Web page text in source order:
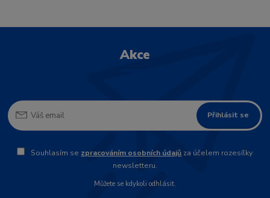
Akce
Přihlásit se
Souhlasím se zpracováním osobních údajů za účelem rozesílky
newsletteru.
Můžete se kdykoli odhlásit.